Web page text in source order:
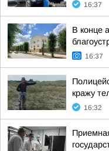
16:37
В конце
16:37
кражу
16:32